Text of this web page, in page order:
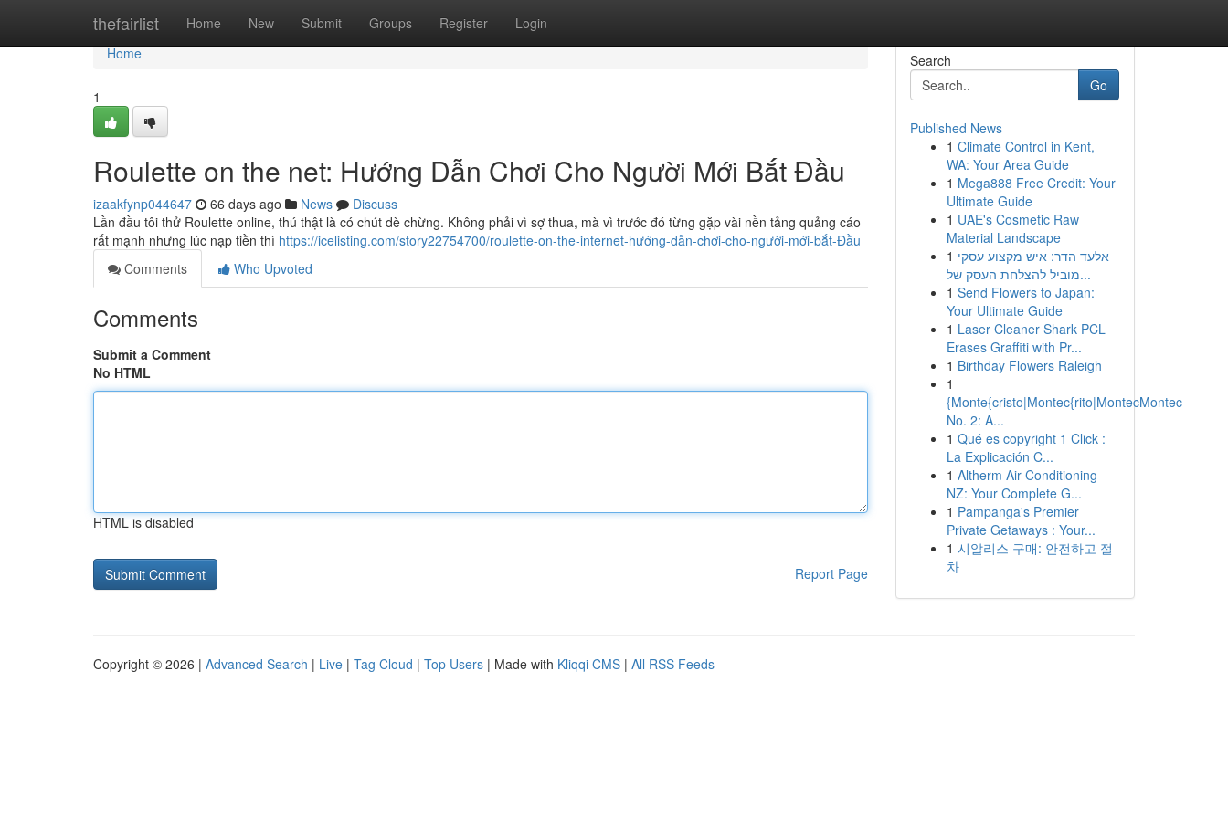
thefairlist Home New Submit Groups Register Login
Home
Home
1
Roulette on the net: Hướng Dẫn Chơi Cho Người Mới Bắt Đầu
izaakfynp044647 66 days ago News
Discuss
Lần đầu tôi thử Roulette online, thú thật là có chút dè chừng. Không phải vì sợ thua, mà vì trước đó từng gặp vài nền tảng quảng cáo
rất mạnh nhưng lúc nạp tiền thì https://icelisting.com/story22754700/roulette-on-the-internet-hướng-dẫn-chơi-cho-người-mới-bắt-Đầu
Comments
Who Upvoted
Comments
Submit a Comment
No HTML
HTML is disabled
Report Page
Search
Go
Published News
1 Climate Control in Kent,
WA: Your Area Guide
1 Mega888 Free Credit: Your
Ultimate Guide
1 UAE's Cosmetic Raw
Material Landscape
1 אלעד הדר: איש מקצוע עסקי
מוביל להצלחת העסק של...
1 Send Flowers to Japan:
Your Ultimate Guide
1 Laser Cleaner Shark PCL
Erases Graffiti with Pr...
1 Birthday Flowers Raleigh
1
{Monte{cristo|Montec{rito|MontecMontec
No. 2: A...
1 Qué es copyright 1 Click :
La Explicación C...
1 Altherm Air Conditioning
NZ: Your Complete G...
1 Pampanga's Premier
Private Getaways : Your...
1 시알리스 구매: 안전하고 절
차
Copyright © 2026 | Advanced Search | Live | Tag Cloud | Top Users | Made with Kliqqi CMS | All RSS Feeds